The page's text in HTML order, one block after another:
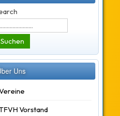
Suchen
Uns
Vorstand